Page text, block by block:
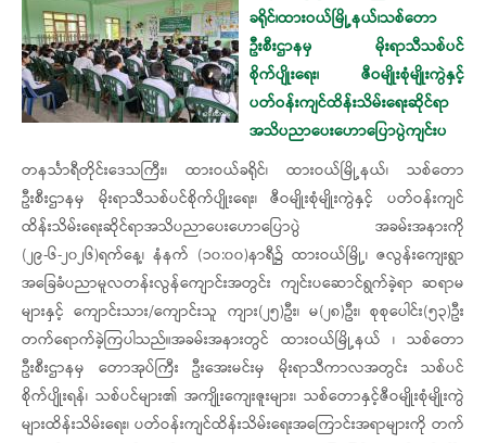
ခရိုင်၊ထားဝယ်မြို့နယ်၊သစ်တော
ဦးစီးဌာနမှ မိုးရာသီသစ်ပင်
စိုက်ပျိုးရေး၊ ဇီဝမျိုးစုံမျိုးကွဲနှင့်
ပတ်ဝန်းကျင်ထိန်းသိမ်းရေးဆိုင်ရာ
အသိပညာပေးဟောပြောပွဲကျင်းပ
တနင်္သာရီတိုင်းဒေသကြီး၊ ထားဝယ်ခရိုင်၊ ထားဝယ်မြို့နယ်၊ သစ်တော
ဦးစီးဌာနမှ မိုးရာသီသစ်ပင်စိုက်ပျိုးရေး၊ ဇီဝမျိုးစုံမျိုးကွဲနှင့် ပတ်ဝန်းကျင်
ထိန်းသိမ်းရေးဆိုင်ရာအသိပညာပေးဟောပြောပွဲ အခမ်းအနားကို
(၂၉-၆-၂၀၂၆)ရက်နေ့၊ နံနက် (၁၀:၀၀)နာရီ၌ ထားဝယ်မြို့၊ ဇလွန်းကျေးရွာ
အခြေခံပညာမူလတန်းလွန်ကျောင်းအတွင်း ကျင်းပဆောင်ရွက်ခဲ့ရာ ဆရာမ
များနှင့် ကျောင်းသား/ကျောင်းသူ ကျား(၂၅)ဦး၊ မ(၂၈)ဦး၊ စုစုပေါင်း(၅၃)ဦး
တက်ရောက်ခဲ့ကြပါသည်။အခမ်းအနားတွင် ထားဝယ်မြို့နယ် ၊ သစ်တော
ဦးစီးဌာနမှ တောအုပ်ကြီး ဦးအေးမင်းမှ မိုးရာသီကာလအတွင်း သစ်ပင်
စိုက်ပျိုးရန်၊ သစ်ပင်များ၏ အကျိုးကျေးဇူးများ၊ သစ်တောနှင့်ဇီဝမျိုးစုံမျိုးကွဲ
များထိန်းသိမ်းရေး၊ ပတ်ဝန်းကျင်ထိန်းသိမ်းရေးအကြောင်းအရာများကို တက်